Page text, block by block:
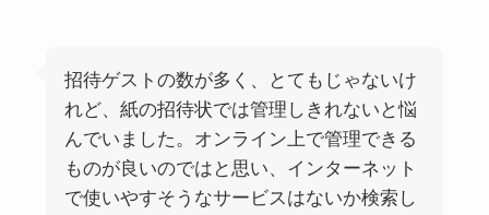
招待ゲストの数が多く、とてもじゃないけ
れど、紙の招待状では管理しきれないと悩
んでいました。オンライン上で管理できる
ものが良いのではと思い、インターネット
で使いやすそうなサービスはないか検索し